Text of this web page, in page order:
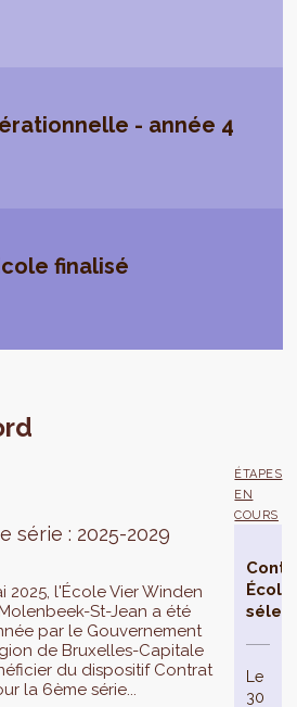
- année 4
finalisé
série : 2025-2029
2025, l'École Vier Winden
St-Jean a été
par le Gouvernement
de Bruxelles-Capitale
du dispositif Contrat
la 6ème série...
ÉTAPES
EN
COURS
École
Le
30